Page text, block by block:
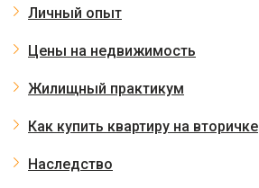
Личный опыт
Цены на недвижимость
Жилищный практикум
Как купить квартиру на вторичке
Наследство